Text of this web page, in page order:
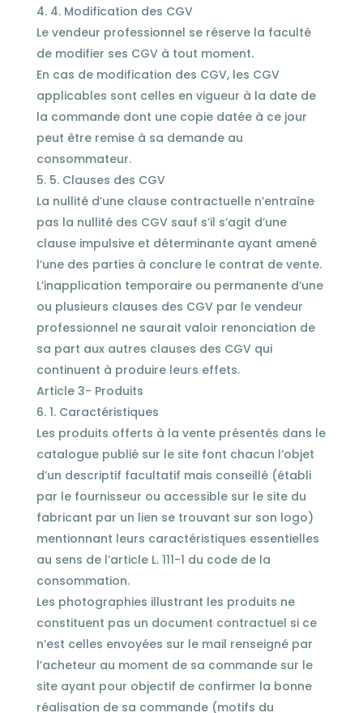
4. Modification des CGV
Le vendeur professionnel se réserve la faculté
de modifier ses CGV à tout moment.
En cas de modification des CGV, les CGV
applicables sont celles en vigueur à la date de
la commande dont une copie datée à ce jour
peut être remise à sa demande au
consommateur.
5. Clauses des CGV
La nullité d’une clause contractuelle n’entraîne
pas la nullité des CGV sauf s’il s’agit d’une
clause impulsive et déterminante ayant amené
l’une des parties à conclure le contrat de vente.
L’inapplication temporaire ou permanente d’une
ou plusieurs clauses des CGV par le vendeur
professionnel ne saurait valoir renonciation de
sa part aux autres clauses des CGV qui
continuent à produire leurs effets.
Article 3- Produits
1. Caractéristiques
Les produits offerts à la vente présentés dans le
catalogue publié sur le site font chacun l’objet
d’un descriptif facultatif mais conseillé (établi
par le fournisseur ou accessible sur le site du
fabricant par un lien se trouvant sur son logo)
mentionnant leurs caractéristiques essentielles
au sens de l’article L. 111-1 du code de la
consommation.
Les photographies illustrant les produits ne
constituent pas un document contractuel si ce
n’est celles envoyées sur le mail renseigné par
l’acheteur au moment de sa commande sur le
site ayant pour objectif de confirmer la bonne
réalisation de sa commande (motifs du